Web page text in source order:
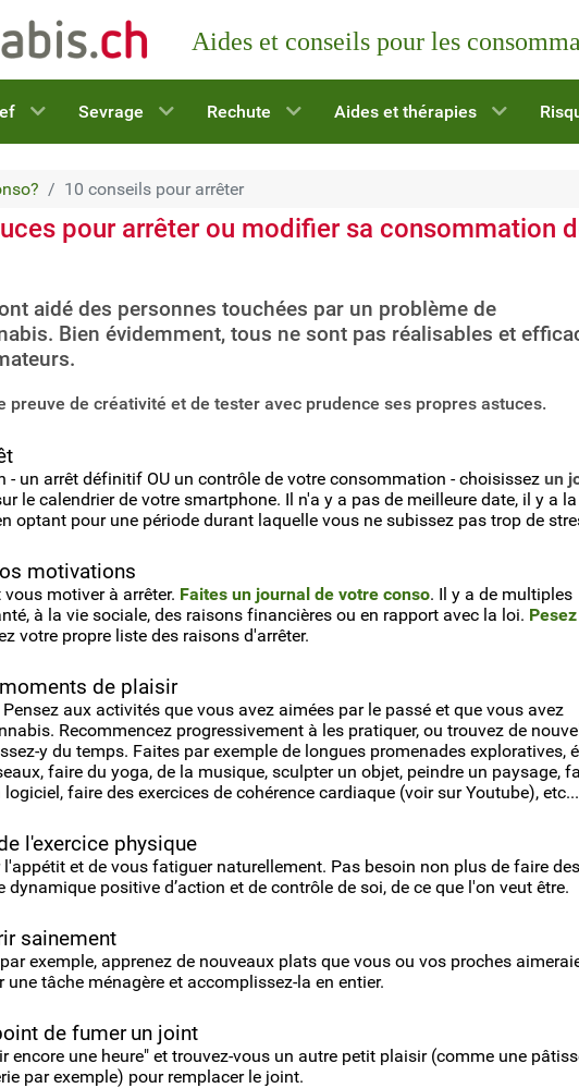
Aides et conseils pour les
Sevrage Rechute Aides et thérapies
10 conseils pour arrêter
pour arrêter ou modifier sa consommation
aidé des personnes touchées par un problème de
Bien évidemment, tous ne sont pas réalisables et
preuve de créativité et de tester avec prudence ses propres astuces.
- un arrêt définitif OU un contrôle de votre consommation - choisissez un
le calendrier de votre smartphone. Il n'a y a pas de meilleure date, il y a
optant pour une période durant laquelle vous ne subissez pas trop de
motivations
motiver à arrêter. Faites un journal de votre conso. Il y a de multiples
à la vie sociale, des raisons financières ou en rapport avec la loi.
votre propre liste des raisons d'arrêter.
de plaisir
aux activités que vous avez aimées par le passé et que vous avez
Recommencez progressivement à les pratiquer, ou trouvez de
y du temps. Faites par exemple de longues promenades exploratives,
faire du yoga, de la musique, sculpter un objet, peindre un paysage,
faire des exercices de cohérence cardiaque (voir sur Youtube), etc...
l'exercice physique
et de vous fatiguer naturellement. Pas besoin non plus de faire des
positive d’action et de contrôle de soi, de ce que l'on veut être.
sainement
exemple, apprenez de nouveaux plats que vous ou vos proches
une tâche ménagère et accomplissez-la en entier.
de fumer un joint
encore une heure" et trouvez-vous un autre petit plaisir (comme une
par exemple) pour remplacer le joint.